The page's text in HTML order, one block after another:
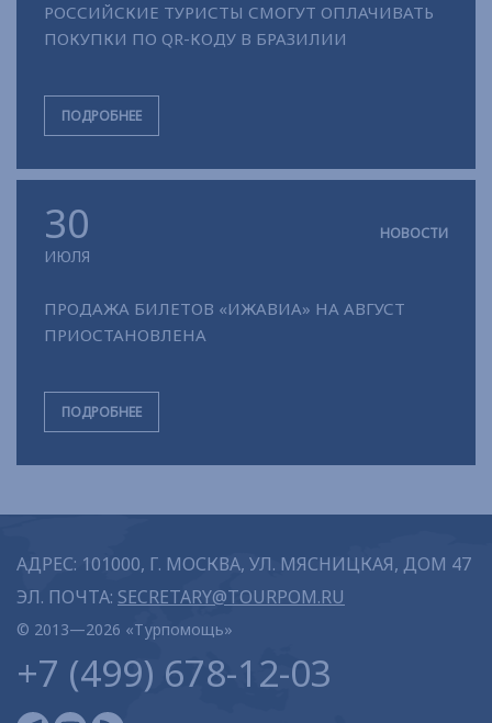
РОССИЙСКИЕ ТУРИСТЫ СМОГУТ ОПЛАЧИВАТЬ
ПОКУПКИ ПО QR-КОДУ В БРАЗИЛИИ
ПОДРОБНЕЕ
30
ИЮЛЯ
НОВОСТИ
ПРОДАЖА БИЛЕТОВ «ИЖАВИА» НА АВГУСТ
ПРИОСТАНОВЛЕНА
ПОДРОБНЕЕ
АДРЕС: 101000, Г. МОСКВА, УЛ. МЯСНИЦКАЯ, ДОМ 47
ЭЛ. ПОЧТА: SECRETARY@TOURPOM.RU
© 2013—2026 «Турпомощь»
+7 (499) 678-12-03